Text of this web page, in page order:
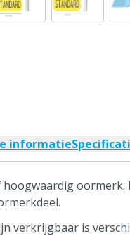
informatie
oormerk.
verkrijgbaar is